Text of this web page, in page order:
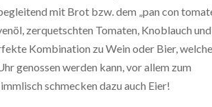
mit Brot bzw. dem „pan con
zerquetschten Tomaten, Knoblauch und
Kombination zu Wein oder Bier, welche
genossen werden kann, vor allem zum
schmecken dazu auch Eier!